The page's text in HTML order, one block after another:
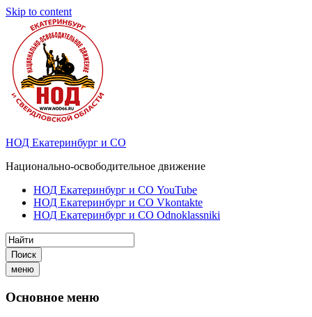
Skip to content
НОД Екатеринбург и СО
Национально-освободительное движение
НОД Екатеринбург и СО YouTube
НОД Екатеринбург и СО Vkontakte
НОД Екатеринбург и СО Odnoklassniki
Поиск
меню
Основное меню